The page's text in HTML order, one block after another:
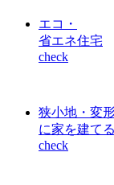
エコ・
省エネ住宅
check
狭小地・変
に家を建てる
check